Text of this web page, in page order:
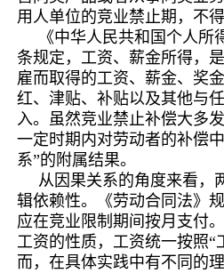
用人单位的竞业禁止期，不得
《中华人民共和国个人
条规定，工资、薪金所得，
雇而取得的工资、薪金、奖
红、津贴、补贴以及其他与
入。虽然竞业禁止补偿大多
一定时期内对劳动者的补偿
系”的附属结果。
从因果关系的角度来看，
辑依赖性。《劳动合同法》
应在竞业限制期间按月支付
工资的性质，工资统一按照“
而，在具体实践中有不同的理